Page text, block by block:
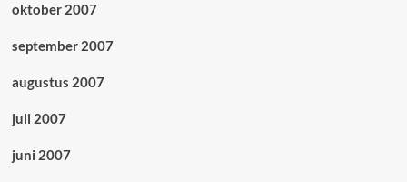
oktober 2007
september 2007
augustus 2007
juli 2007
juni 2007